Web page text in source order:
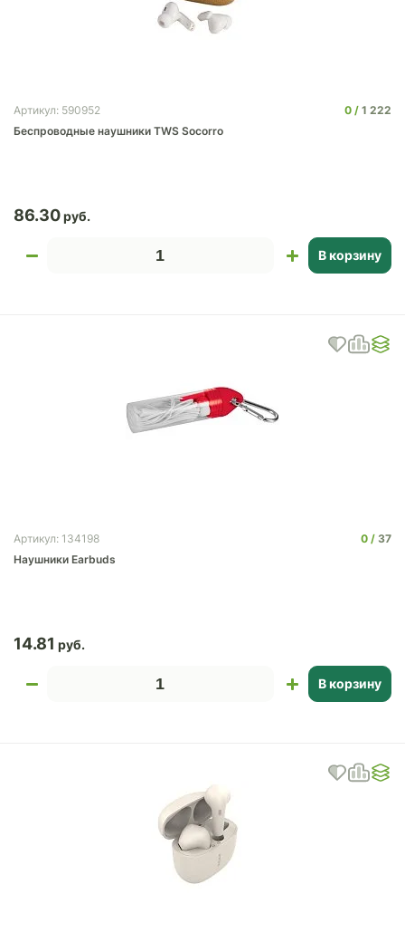
Артикул: 590952 0
1 222
Беспроводные наушники TWS Socorro
86.30
В корзину
Артикул: 134198 0
37
Наушники Earbuds
14.81
В корзину